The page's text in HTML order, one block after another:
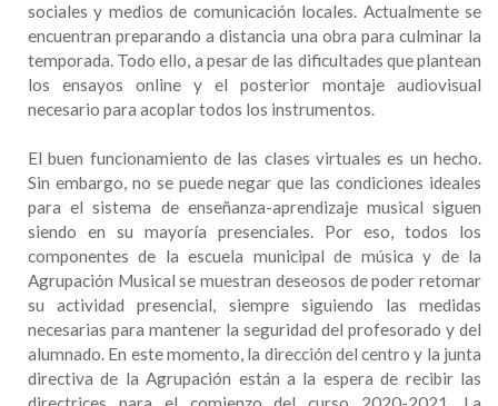
sociales y medios de comunicación locales. Actualmente se
encuentran preparando a distancia una obra para culminar la
temporada. Todo ello, a pesar de las dificultades que plantean
los ensayos online y el posterior montaje audiovisual
necesario para acoplar todos los instrumentos.
El buen funcionamiento de las clases virtuales es un hecho.
Sin embargo, no se puede negar que las condiciones ideales
para el sistema de enseñanza-aprendizaje musical siguen
siendo en su mayoría presenciales. Por eso, todos los
componentes de la escuela municipal de música y de la
Agrupación Musical se muestran deseosos de poder retomar
su actividad presencial, siempre siguiendo las medidas
necesarias para mantener la seguridad del profesorado y del
alumnado. En este momento, la dirección del centro y la junta
directiva de la Agrupación están a la espera de recibir las